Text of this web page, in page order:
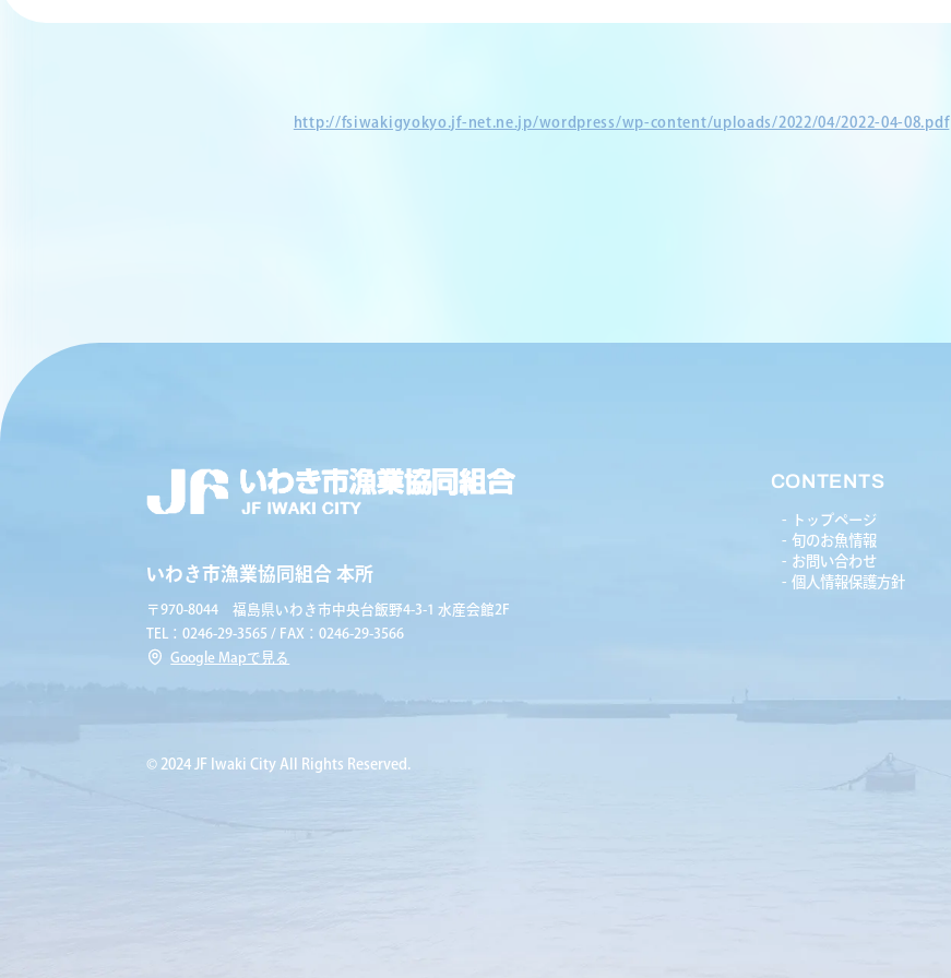
http://fsiwakigyokyo.jf-net.ne.jp/wordpress/wp-content/uploads/2022/04/2022-04-08.pdf
いわき市漁業協同組合 本所
〒970-8044 福島県いわき市中央台飯野4-3-1 水産会館2F
TEL：0246-29-3565 / FAX：0246-29-3566
Google Mapで見る
CONTENTS
トップページ
旬のお魚情報
お問い合わせ
個人情報保護方針
© 2024 JF Iwaki City All Rights Reserved.